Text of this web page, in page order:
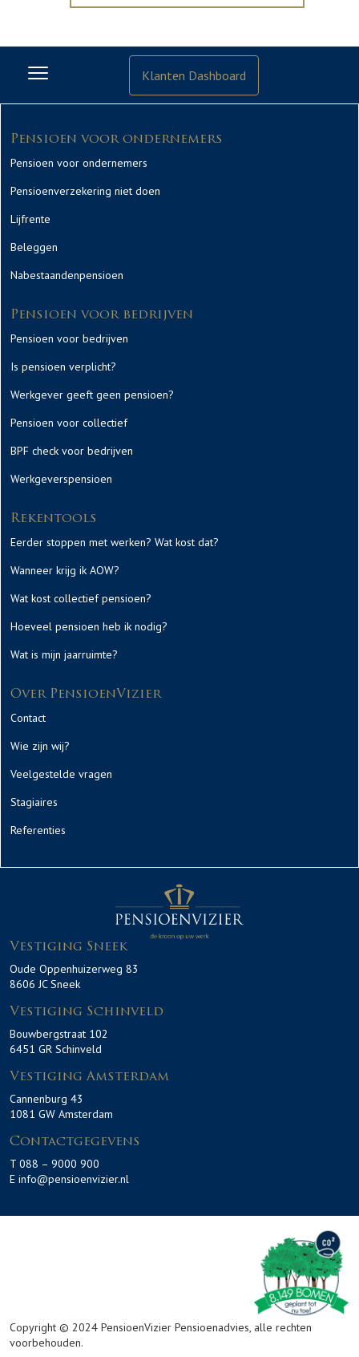
Klanten Dashboard
Pensioen voor ondernemers
Pensioen voor ondernemers
Pensioenverzekering niet doen
Lijfrente
Beleggen
Nabestaandenpensioen
Pensioen voor bedrijven
Pensioen voor bedrijven
Is pensioen verplicht?
Werkgever geeft geen pensioen?
Pensioen voor collectief
BPF check voor bedrijven
Werkgeverspensioen
Rekentools
Eerder stoppen met werken? Wat kost dat?
Wanneer krijg ik AOW?
Wat kost collectief pensioen?
Hoeveel pensioen heb ik nodig?
Wat is mijn jaarruimte?
Over PensioenVizier
Contact
Wie zijn wij?
Veelgestelde vragen
Stagiaires
Referenties
Vestiging Sneek
Oude Oppenhuizerweg 83
8606 JC Sneek
Vestiging Schinveld
Bouwbergstraat 102
6451 GR Schinveld
Vestiging Amsterdam
Cannenburg 43
1081 GW Amsterdam
Contactgegevens
T 088 – 9000 900
E info@pensioenvizier.nl
Copyright © 2024 PensioenVizier Pensioenadvies, alle rechten
voorbehouden.